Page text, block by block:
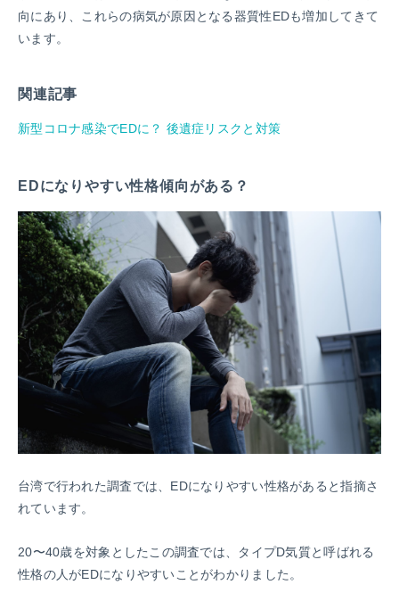
向にあり、これらの病気が原因となる器質性EDも増加してきて
います。
関連記事
新型コロナ感染でEDに？ 後遺症リスクと対策
EDになりやすい性格傾向がある？
台湾で行われた調査では、EDになりやすい性格があると指摘さ
れています。
20〜40歳を対象としたこの調査では、タイプD気質と呼ばれる
性格の人がEDになりやすいことがわかりました。